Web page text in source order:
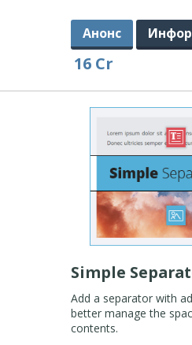
Анонс
16 Cr
Simple
Add a separator with
better manage the
contents.